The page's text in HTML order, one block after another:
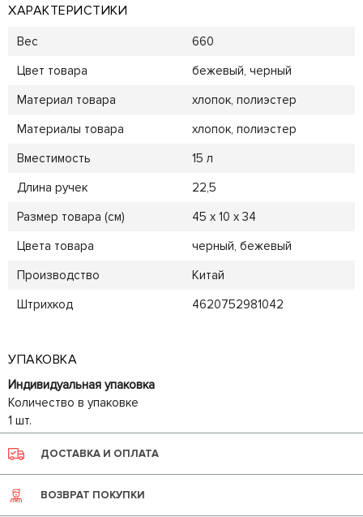
ХАРАКТЕРИСТИКИ
Вес
660
Цвет товара
бежевый, черный
Материал товара
хлопок, полиэстер
Материалы товара
хлопок, полиэстер
Вместимость
15 л
Длина ручек
22,5
Размер товара (см)
45 x 10 x 34
Цвета товара
черный, бежевый
Производство
Китай
Штрихкод
4620752981042
УПАКОВКА
Индивидуальная упаковка
Количество в упаковке
1 шт.
ДОСТАВКА И ОПЛАТА
ВОЗВРАТ ПОКУПКИ